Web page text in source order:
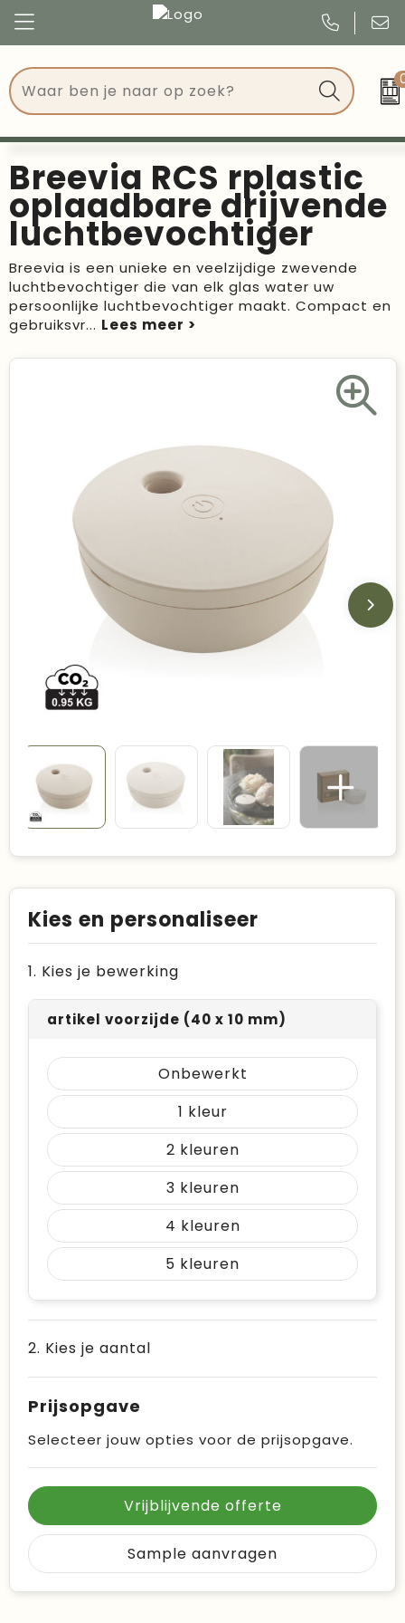
Tassen
Drinkwaren
Events
Give Aways
Geschenken
Kantoorartikelen
Duurzame keuzes
Made in Europe
Recycled
Bestsellers
Congres
Events
Kerst
Verjaardagen
Voetbal, EK en WK
Breevia RCS rplastic
oplaadbare drijvende
luchtbevochtiger
Breevia is een unieke en veelzijdige zwevende
luchtbevochtiger die van elk glas water uw
persoonlijke luchtbevochtiger maakt. Compact en
gebruiksvr...
Kies en personaliseer
1. Kies je bewerking
artikel voorzijde (40 x 10 mm)
Onbewerkt
1
2
3
4
5
2. Kies je aantal
Prijsopgave
Selecteer jouw opties voor de prijsopgave.
Vrijblijvende offerte
Sample aanvragen